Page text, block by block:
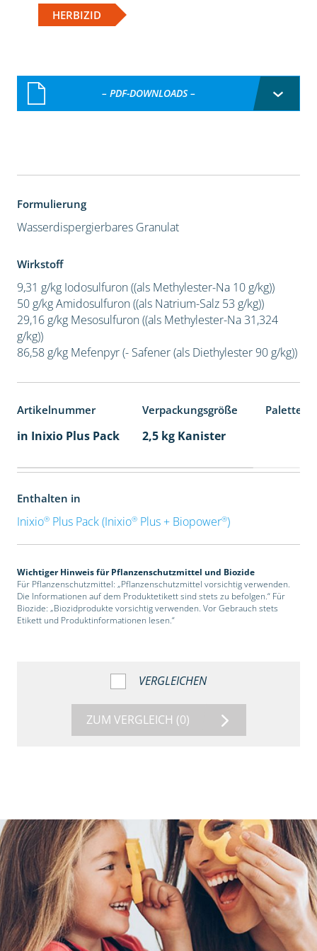
HERBIZID
– PDF-DOWNLOADS –
Formulierung
Wasserdispergierbares Granulat
Wirkstoff
9,31 g/kg Iodosulfuron ((als Methylester-Na 10 g/kg))
50 g/kg Amidosulfuron ((als Natrium-Salz 53 g/kg))
29,16 g/kg Mesosulfuron ((als Methylester-Na 31,324
g/kg))
86,58 g/kg Mefenpyr (- Safener (als Diethylester 90 g/kg))
Artikelnummer Verpackungsgröße
in Inixio Plus Pack 2,5 kg Kanister
Enthalten in
Inixio®Plus Pack (Inixio®Plus + Biopower®)
Wichtiger Hinweis für Pflanzenschutzmittel und Biozide
Für Pflanzenschutzmittel: „Pflanzenschutzmittel vorsichtig verwenden.
Die Informationen auf dem Produktetikett sind stets zu befolgen.“ Für
Biozide: „Biozidprodukte vorsichtig verwenden. Vor Gebrauch stets
Etikett und Produktinformationen lesen.“
VERGLEICHEN
ZUM VERGLEICH (0)